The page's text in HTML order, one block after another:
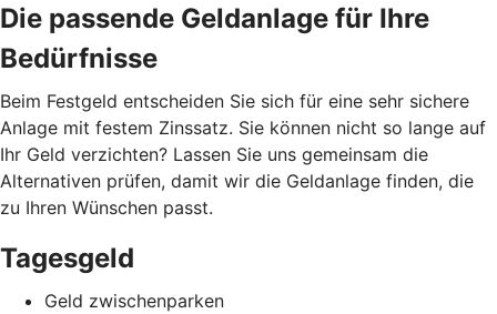
Die passende Geldanlage für Ihre
Bedürfnisse
Beim Festgeld entscheiden Sie sich für eine sehr sichere
Anlage mit festem Zinssatz. Sie können nicht so lange auf
Ihr Geld verzichten? Lassen Sie uns gemeinsam die
Alternativen prüfen, damit wir die Geldanlage finden, die
zu Ihren Wünschen passt.
Tagesgeld
Geld zwischenparken